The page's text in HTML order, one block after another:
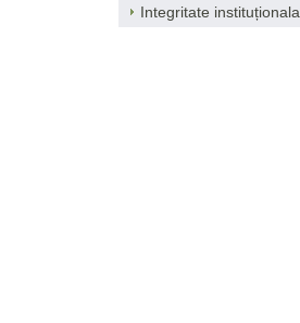
Integritate instituționala